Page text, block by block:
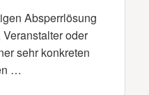
Absperrlösung
oder
sehr konkreten
…